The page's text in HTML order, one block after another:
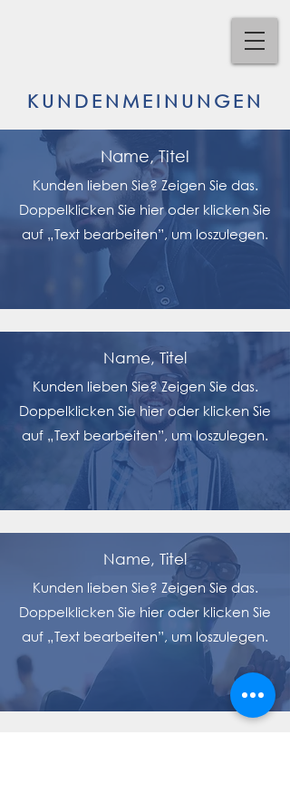
KUNDENMEINUNGEN
Name, Titel
Kunden lieben Sie? Zeigen Sie das.
Doppelklicken Sie hier oder klicken Sie
auf „Text bearbeiten”, um loszulegen.
Name, Titel
Kunden lieben Sie? Zeigen Sie das.
Doppelklicken Sie hier oder klicken Sie
auf „Text bearbeiten”, um loszulegen.
Name, Titel
Kunden lieben Sie? Zeigen Sie das.
Doppelklicken Sie hier oder klicken Sie
auf „Text bearbeiten”, um loszulegen.